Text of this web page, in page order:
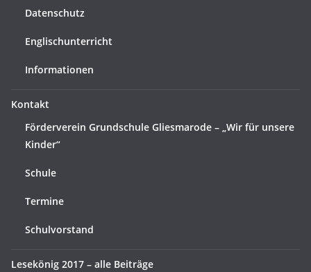
Datenschutz
Englischunterricht
Informationen
Kontakt
Förderverein Grundschule Gliesmarode – „Wir für unsere
Kinder“
Schule
Termine
Schulvorstand
Lesekönig 2017 – alle Beiträge